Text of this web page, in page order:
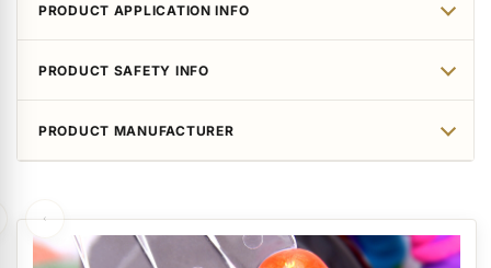
PRODUCT APPLICATION INFO
PRODUCT SAFETY INFO
PRODUCT MANUFACTURER